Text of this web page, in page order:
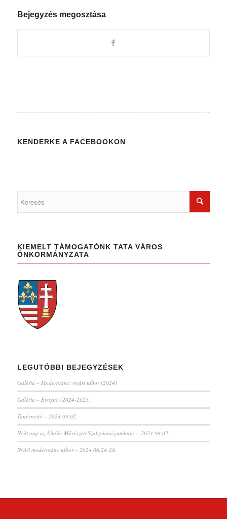
Bejegyzés megosztása
KENDERKE A FACEBOOKON
KIEMELT TÁMOGATÓNK TATA VÁROS
ÖNKORMÁNYZATA
LEGUTÓBBI BEJEGYZÉSEK
Galéria – Moderntánc: nyári tábor (2024)
Galéria – Évnyitó (2024-2025)
Tanévnyitó – 2024.09.02.
Nyílt nap az Általér Művészeti Szakgimnáziumban! – 2024.08.02.
Nyári moderntánc tábor – 2024.06.24-28.